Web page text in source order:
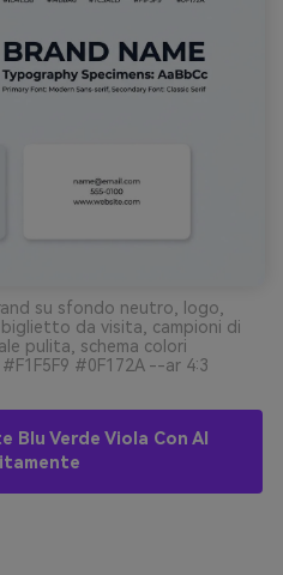
su sfondo neutro, logo,
da visita, campioni di
pulita, schema colori
#0F172A --ar 4:3
Blu Verde Viola Con AI